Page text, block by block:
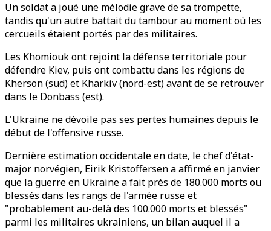
Un soldat a joué une mélodie grave de sa trompette,
tandis qu'un autre battait du tambour au moment où les
cercueils étaient portés par des militaires.
Les Khomiouk ont rejoint la défense territoriale pour
défendre Kiev, puis ont combattu dans les régions de
Kherson (sud) et Kharkiv (nord-est) avant de se retrouver
dans le Donbass (est).
L'Ukraine ne dévoile pas ses pertes humaines depuis le
début de l'offensive russe.
Dernière estimation occidentale en date, le chef d'état-
major norvégien, Eirik Kristoffersen a affirmé en janvier
que la guerre en Ukraine a fait près de 180.000 morts ou
blessés dans les rangs de l'armée russe et
"probablement au-delà des 100.000 morts et blessés"
parmi les militaires ukrainiens, un bilan auquel il a